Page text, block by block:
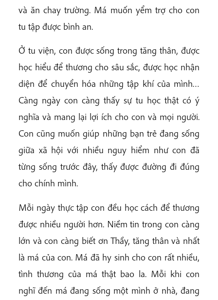
và ăn chay trường. Má muốn yểm trợ cho con
tu tập được bình an.
Ở tu viện, con được sống trong tăng thân, được
học hiểu để thương cho sâu sắc, được học nhận
diện để chuyển hóa những tập khí của mình…
Càng ngày con càng thấy sự tu học thật có ý
nghĩa và mang lại lợi ích cho con và mọi người.
Con cũng muốn giúp những bạn trẻ đang sống
giữa xã hội với nhiều nguy hiểm như con đã
từng sống trước đây, thấy được đường đi đúng
cho chính mình.
Mỗi ngày thực tập con đều học cách để thương
được nhiều người hơn. Niềm tin trong con càng
lớn và con càng biết ơn Thầy, tăng thân và nhất
là má của con. Má đã hy sinh cho con rất nhiều,
tình thương của má thật bao la. Mỗi khi con
nghĩ đến má đang sống một mình ở nhà, đang